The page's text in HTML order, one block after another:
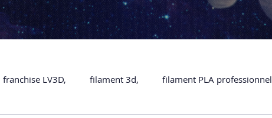
franchise LV3D, filament 3d, filament PLA professionnel